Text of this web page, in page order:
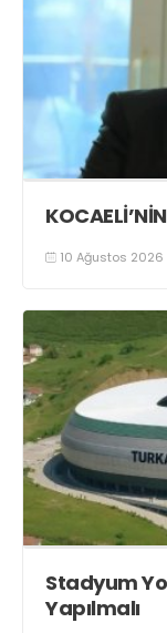
10 Ağustos
Stadyum
Yapılmalı